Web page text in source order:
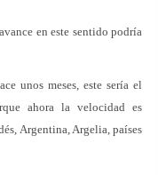
en este sentido podría
unos meses, este sería el
ahora la velocidad es
Argentina, Argelia, países